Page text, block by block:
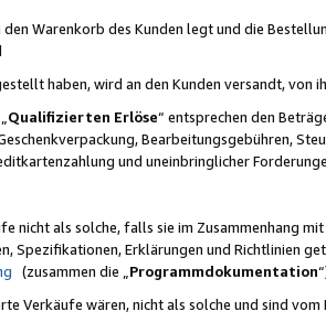
Warenkorb des Kunden legt und die
haben, wird an den Kunden versandt, von
Qualifizierten Erlöse“ entsprechen den
Bearbeitungsgebühren,
und uneinbringlicher
nicht als solche, falls sie im Zusammenhang
Spezifikationen, Erklärungen und Richtlinien
(zusammen die „ Programmdokumentation
Verkäufe wären, nicht als solche und sind vom